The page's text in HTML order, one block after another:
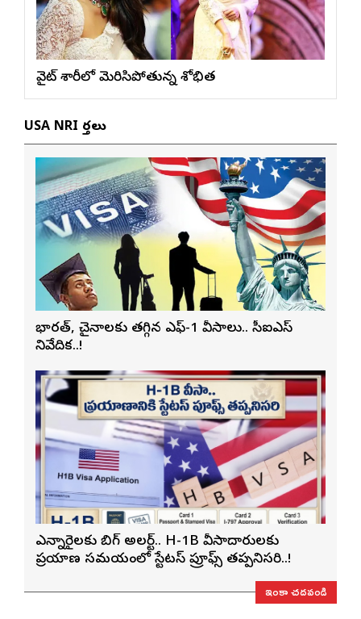
వైట్ శారీలో మెరిసిపోతున్న శోభిత
USA NRI వార్తలు
భారత్, చైనాలకు తగ్గిన ఎఫ్-1 వీసాలు.. సీఐఎస్
నివేదిక..!
ఎన్నారైలకు బిగ్ అలర్ట్.. H-1B వీసాదారులకు
ప్రయాణ సమయంలో స్టేటస్ ప్రూఫ్స్ తప్పనిసరి..!
ఇంకా చదవండి